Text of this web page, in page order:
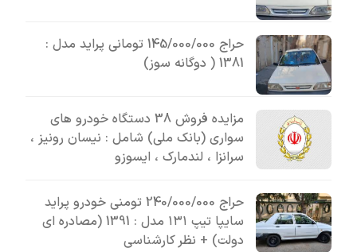
حراج 145/000/000 تومانی پراید مدل :
1381 ( دوگانه سوز)
مزایده فروش 38 دستگاه خودرو های
سواری (بانک ملی) شامل : نیسان رونیز ،
سرانزا ، لندمارک ، ایسوزو
حراج 240/000/000 تومنی خودرو پراید
سایپا تیپ ۱۳۱ مدل : 1391 (مصادره ای
دولت) + نظر کارشناسی